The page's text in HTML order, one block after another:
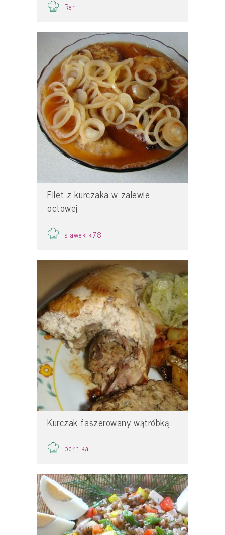
Renii
Filet z kurczaka w zalewie
octowej
slawek.k78
Kurczak faszerowany wątróbką
bernika